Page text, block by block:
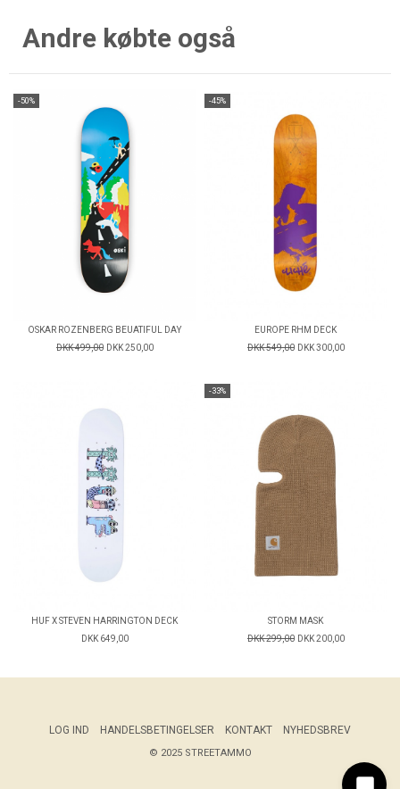
Andre købte også
-50%
OSKAR ROZENBERG BEUATIFUL DAY
DKK 499,00 DKK 250,00
-45%
EUROPE RHM DECK
DKK 549,00 DKK 300,00
HUF X STEVEN HARRINGTON DECK
DKK 649,00
-33%
STORM MASK
DKK 299,00 DKK 200,00
LOG IND HANDELSBETINGELSER KONTAKT NYHEDSBREV
© 2025 STREETAMMO